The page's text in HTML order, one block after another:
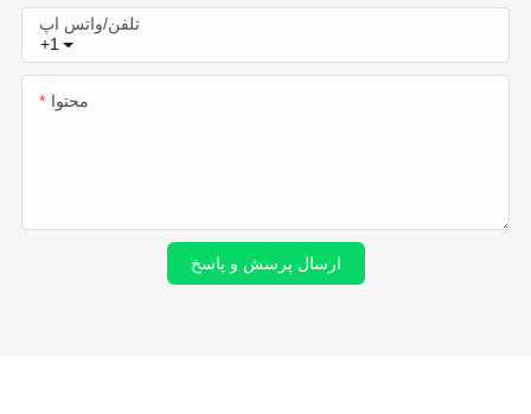
+1
تلفن/واتس اپ
محتوا
ارسال پرسش و پاسخ